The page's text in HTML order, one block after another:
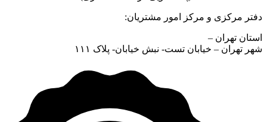
دفتر مرکزی و مرکز امور مشتریان:
استان تهران –
شهر تهران – خیابان تست- نبش خیابان- پلاک ۱۱۱